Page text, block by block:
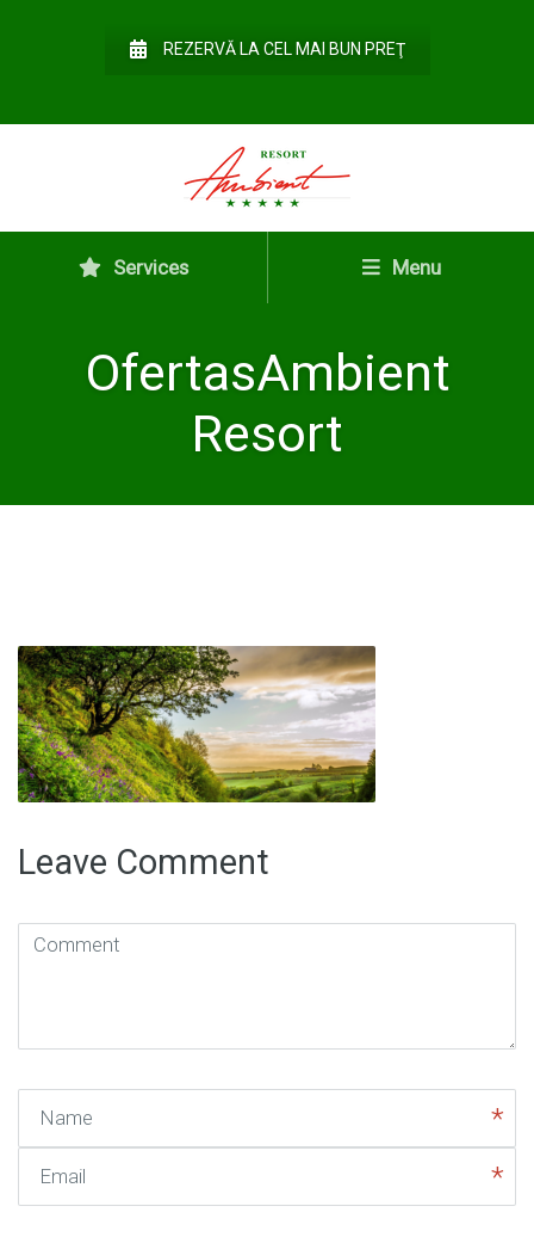
REZERVĂ LA CEL MAI BUN PREŢ
Services Menu
OfertasAmbient
Resort
Leave Comment
Comment